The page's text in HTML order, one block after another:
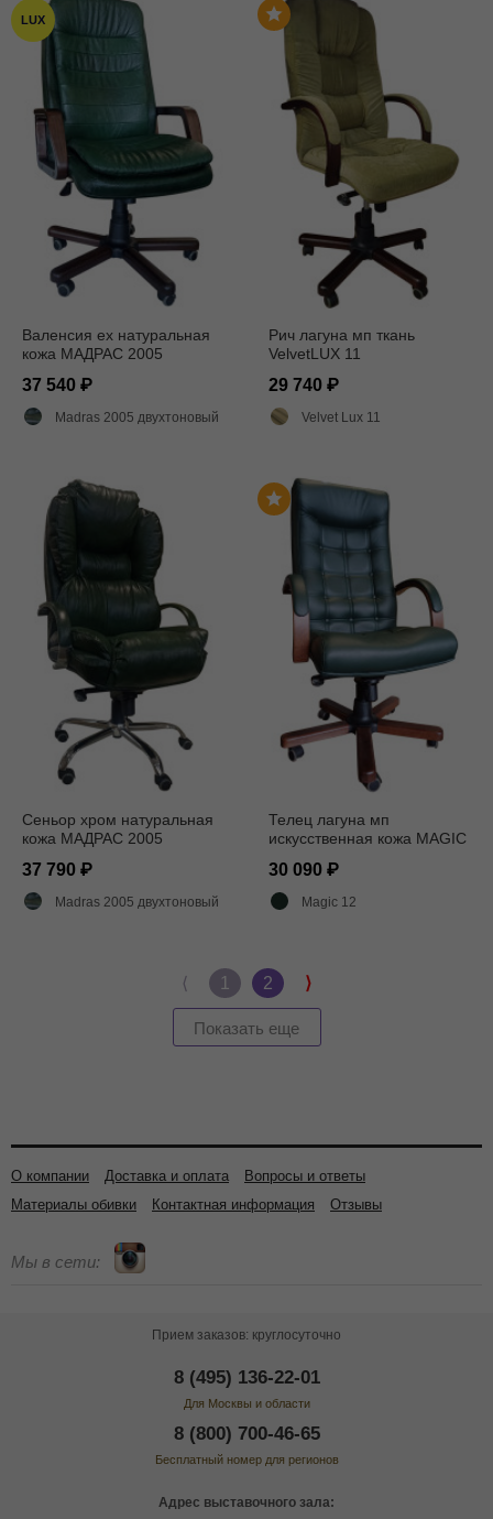
LUX
Валенсия ех натуральная
кожа МАДРАС 2005
37 540
Madras 2005 двухтоновый глянец
Рич лагуна мп ткань
VelvetLUX 11
29 740
Velvet Lux 11
Сеньор хром натуральная
кожа МАДРАС 2005
37 790
Madras 2005 двухтоновый глянец
Телец лагуна мп
искусственная кожа MAGIC
30 090
Magic 12
⟨ 1 2 ⟩
Показать еще
О компании Доставка и оплата
Вопросы и ответы
Материалы обивки
Контактная информация Отзывы
Мы в сети:
Прием заказов: круглосуточно
8 (495) 136-22-01
Для Москвы и области
8 (800) 700-46-65
Бесплатный номер для регионов
Адрес выставочного зала: